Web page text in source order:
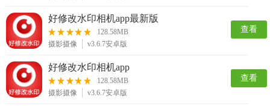
好修改水印相机app最新版
128.58MB
摄影摄像
v3.6.7安卓版
查看
好修改水印相机app
128.58MB
摄影摄像
v3.6.7安卓版
查看